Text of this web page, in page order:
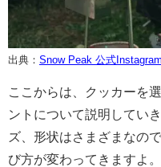
出典： Snow Peak 公式Instagram
ここからは、クッカーを
ントについて説明してい
ズ、形状はさまざまなの
び方が変わってきますよ。